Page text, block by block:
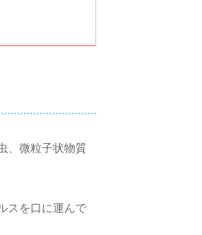
、微粒子状物質
スを口に運んで